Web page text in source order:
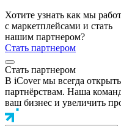
Хотите узнать как мы
с маркетплейсами и стать
нашим партнером?
Стать партнером
Стать партнером
В iCover мы всегда
партнёрствам. Наша
ваш бизнес и увеличить